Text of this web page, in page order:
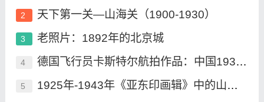
2 天下第一关—山海关（1900-1930）
3 老照片：1892年的北京城
4 德国飞行员卡斯特尔航拍作品：中国1930年
5 1925年-1943年《亚东印画辑》中的山海关